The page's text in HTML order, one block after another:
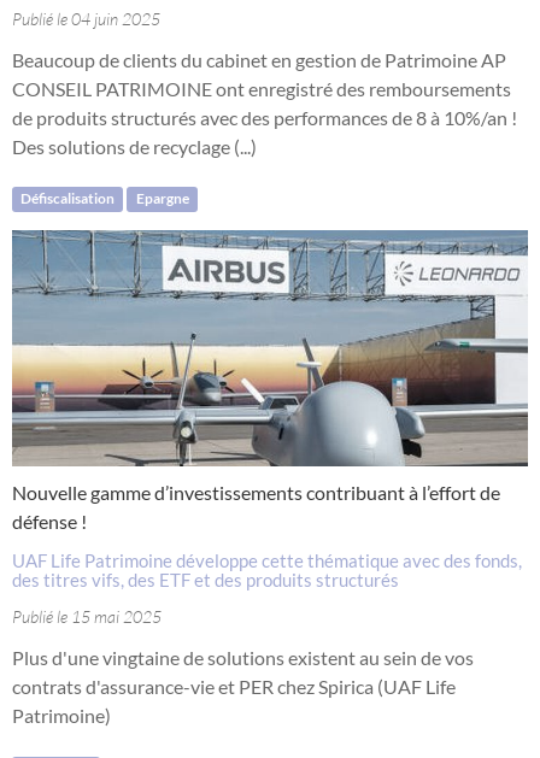
Publié le 04 juin 2025
Beaucoup de clients du cabinet en gestion de Patrimoine AP
CONSEIL PATRIMOINE ont enregistré des remboursements
de produits structurés avec des performances de 8 à 10%/an !
Des solutions de recyclage (...)
Défiscalisation Epargne
Nouvelle gamme d’investissements contribuant à l’effort de
défense !
UAF Life Patrimoine développe cette thématique avec des fonds,
des titres vifs, des ETF et des produits structurés
Publié le 15 mai 2025
Plus d'une vingtaine de solutions existent au sein de vos
contrats d'assurance-vie et PER chez Spirica (UAF Life
Patrimoine)